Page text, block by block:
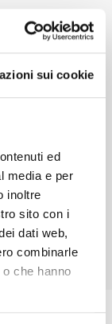
sui cookie
ed
media e per
inoltre
sito con i
dati web,
combinarle
che hanno